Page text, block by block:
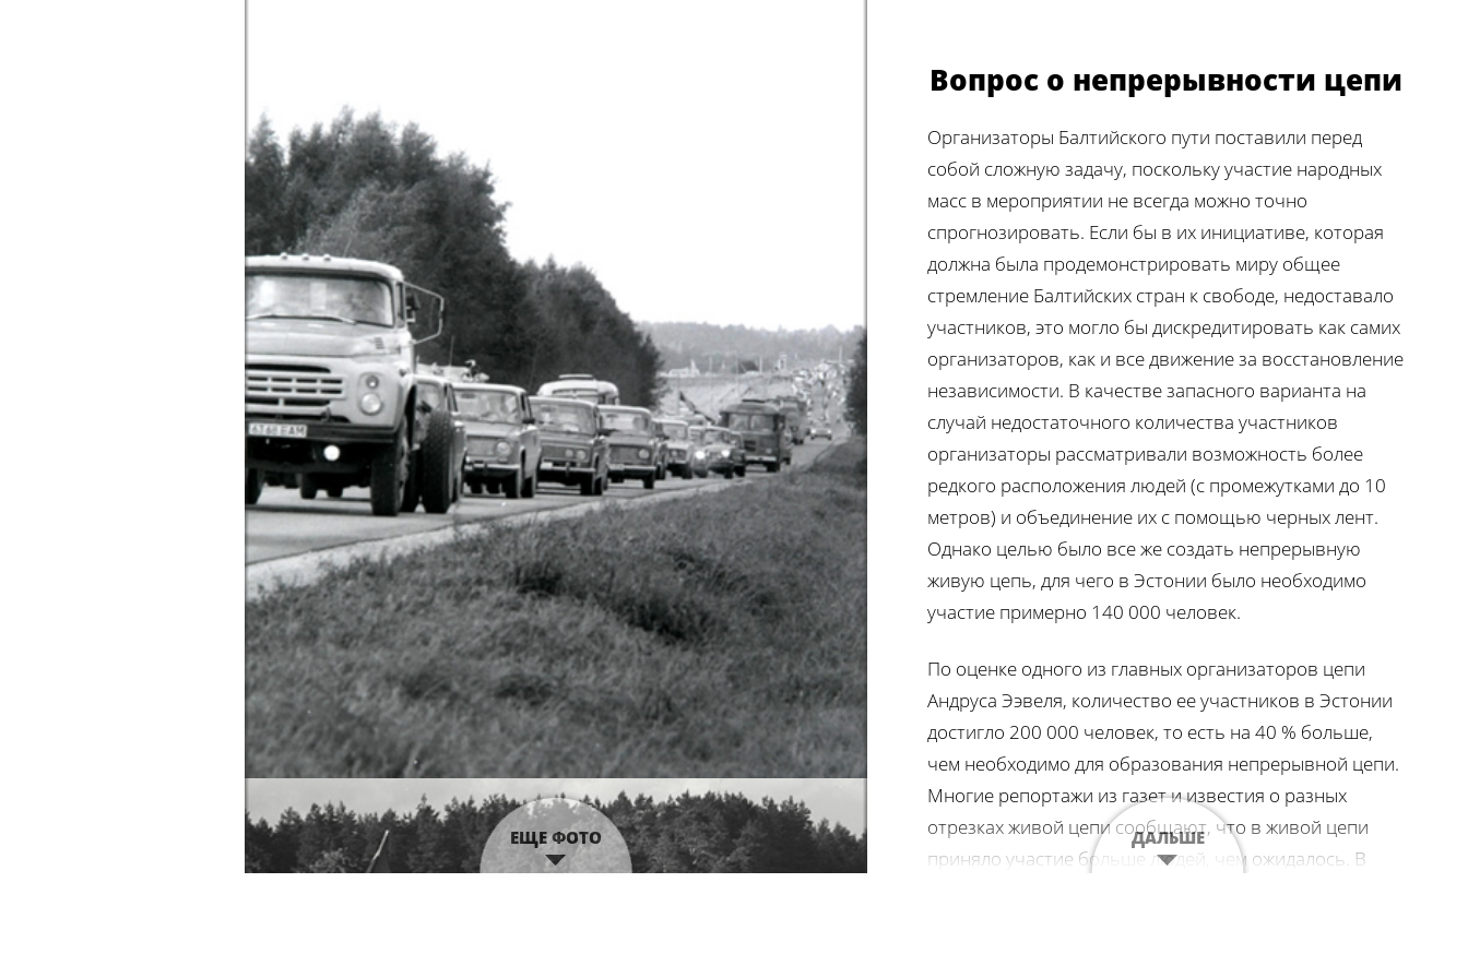
Вопрос о непрерывности цепи
Организаторы Балтийского пути поставили перед
собой сложную задачу, поскольку участие народных
масс в мероприятии не всегда можно точно
спрогнозировать. Если бы в их инициативе, которая
должна была продемонстрировать миру общее
стремление Балтийских стран к свободе, недоставало
участников, это могло бы дискредитировать как самих
организаторов, как и все движение за восстановление
независимости. В качестве запасного варианта на
случай недостаточного количества участников
организаторы рассматривали возможность более
редкого расположения людей (с промежутками до 10
метров) и объединение их с помощью черных лент.
Однако целью было все же создать непрерывную
живую цепь, для чего в Эстонии было необходимо
участие примерно 140 000 человек.
По оценке одного из главных организаторов цепи
Андруса Ээвеля, количество ее участников в Эстонии
достигло 200 000 человек, то есть на 40 % больше,
чем необходимо для образования непрерывной цепи.
Многие репортажи из газет и известия о разных
отрезках живой цепи сообщают, что в живой цепи
приняло участие больше людей, чем ожидалось. В
ДАЛЬШЕ
ЕЩЕ ФОТО